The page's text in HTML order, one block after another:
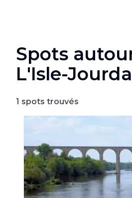
Spots
L'Isle-
1 spots trouvés